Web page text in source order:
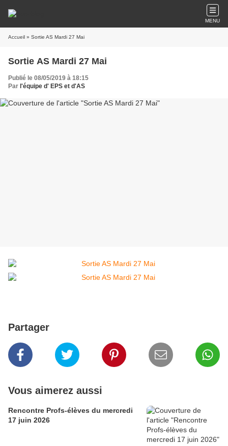
MENU
Accueil » Sortie AS Mardi 27 Mai
Sortie AS Mardi 27 Mai
Publié le 08/05/2019 à 18:15
Par l'équipe d' EPS et d'AS
Partager
Vous aimerez aussi
Rencontre Profs-élèves du mercredi
17 juin 2026